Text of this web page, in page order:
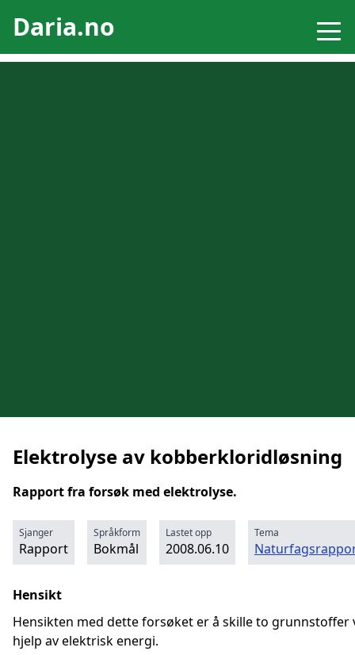
Daria.no
Elektrolyse av kobberkloridløsning
Rapport fra forsøk med elektrolyse.
Sjanger
Rapport
Språkform
Bokmål
Lastet opp
2008.06.10
Tema
Hensikt
Hensikten med dette forsøket er å skille to grunnstoffer
hjelp av elektrisk energi.